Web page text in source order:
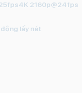
2160p@24fps
lấy nét